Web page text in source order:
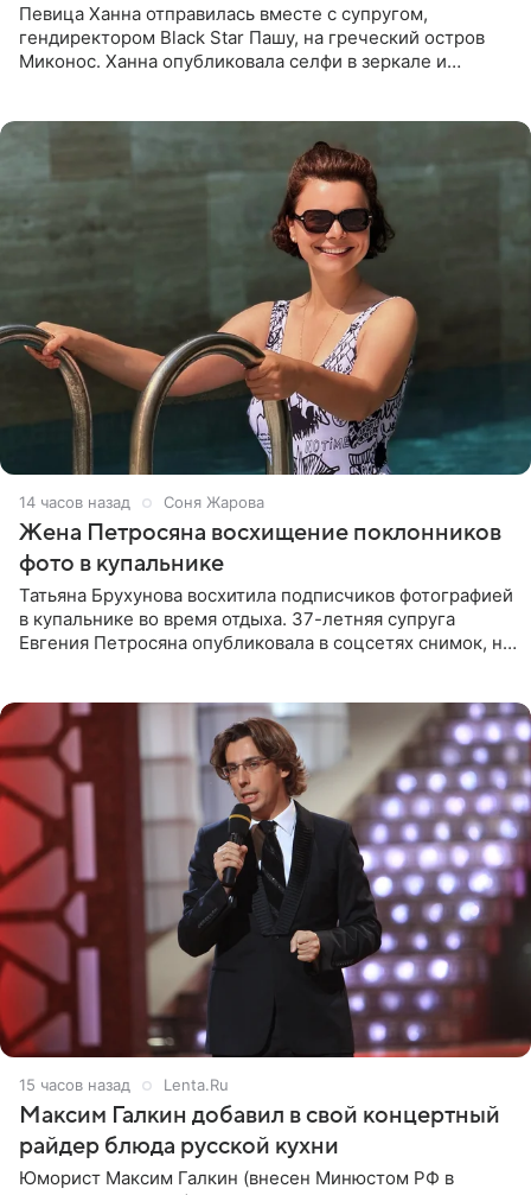
Певица Ханна отправилась вместе с супругом,
гендиректором Black Star Пашу, на греческий остров
Миконос. Ханна опубликовала селфи в зеркале и
14 часов назад Соня Жарова
Жена Петросяна восхищение поклонников
фото в купальнике
Татьяна Брухунова восхитила подписчиков фотографией
в купальнике во время отдыха. 37-летняя супруга
Евгения Петросяна опубликовала в соцсетях снимок, на
15 часов назад Lenta.Ru
Максим Галкин добавил в свой концертный
райдер блюда русской кухни
Юморист Максим Галкин (внесен Минюстом РФ в